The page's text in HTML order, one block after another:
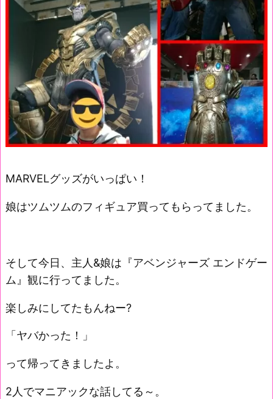
MARVELグッズがいっぱい！
娘はツムツムのフィギュア買ってもらってました。
そして今日、主人&娘は『アベンジャーズ エンドゲー
ム』観に行ってました。
楽しみにしてたもんねー?
「ヤバかった！」
って帰ってきましたよ。
2人でマニアックな話してる～。